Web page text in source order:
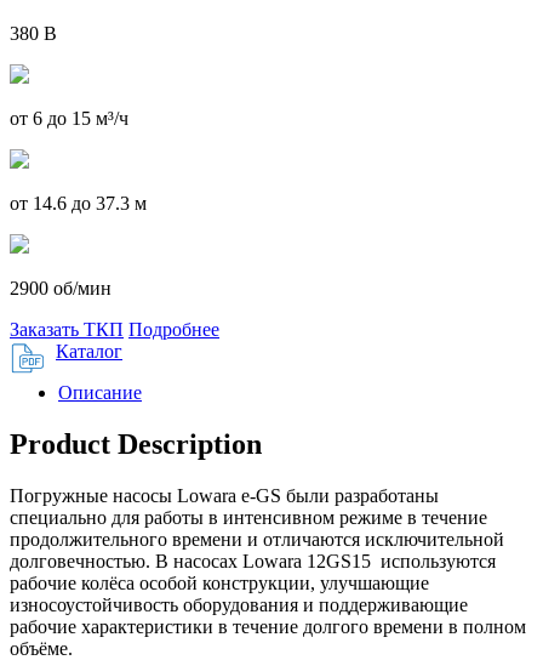
380 В
от 6 до 15 м³/ч
от 14.6 до 37.3 м
2900 об/мин
Заказать ТКП Подробнее
Каталог
Описание
Product Description
Погружные насосы Lowara e-GS были разработаны
специально для работы в интенсивном режиме в течение
продолжительного времени и отличаются исключительной
долговечностью. В насосах Lowara 12GS15 используются
рабочие колёса особой конструкции, улучшающие
износоустойчивость оборудования и поддерживающие
рабочие характеристики в течение долгого времени в полном
объёме.